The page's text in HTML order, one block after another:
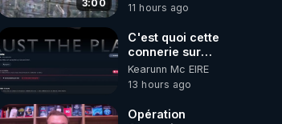
3:00
11 hours ago
C'est quoi cette
connerie sur
CrowdBunker
???? Si on ne
peut plus publier,
c'est un peu de la
Kearunn Mc EIRE
13 hours ago
Opération